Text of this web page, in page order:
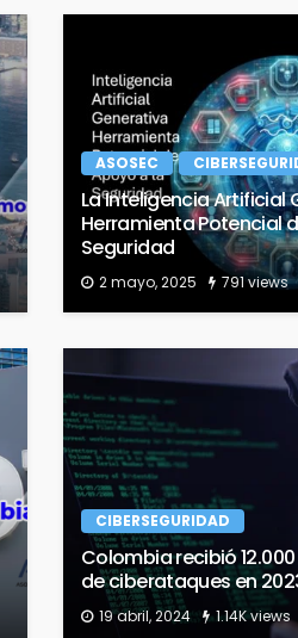
ASOSEC
La Inteligencia Artificial
Herramienta Potencial
Seguridad
2 mayo, 2025 791 views
CIBERSEGURIDAD
Colombia recibió
de ciberataques en
19 abril, 2024 1.14K views